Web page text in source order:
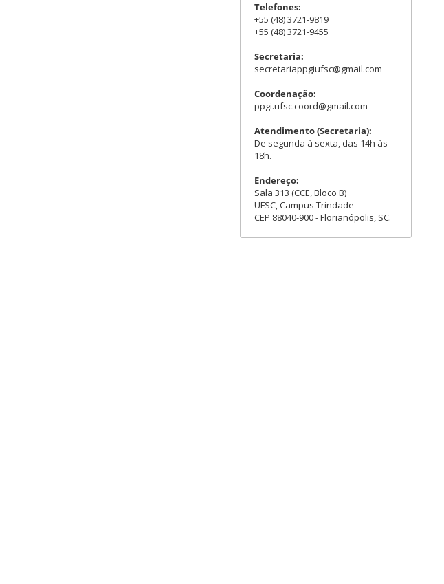
Telefones:
+55 (48) 3721-9819
+55 (48) 3721-9455
Secretaria:
secretariappgiufsc@gmail.com
Coordenação:
ppgi.ufsc.coord@gmail.com
Atendimento (Secretaria):
De segunda à sexta, das 14h às
18h.
Endereço:
Sala 313 (CCE, Bloco B)
UFSC, Campus Trindade
CEP 88040-900 - Florianópolis, SC.